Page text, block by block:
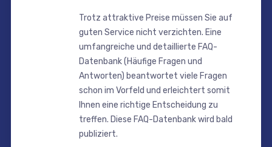
Trotz attraktive Preise müssen Sie auf
guten Service nicht verzichten. Eine
umfangreiche und detaillierte FAQ-
Datenbank (Häufige Fragen und
Antworten) beantwortet viele Fragen
schon im Vorfeld und erleichtert somit
Ihnen eine richtige Entscheidung zu
treffen. Diese FAQ-Datenbank wird bald
publiziert.